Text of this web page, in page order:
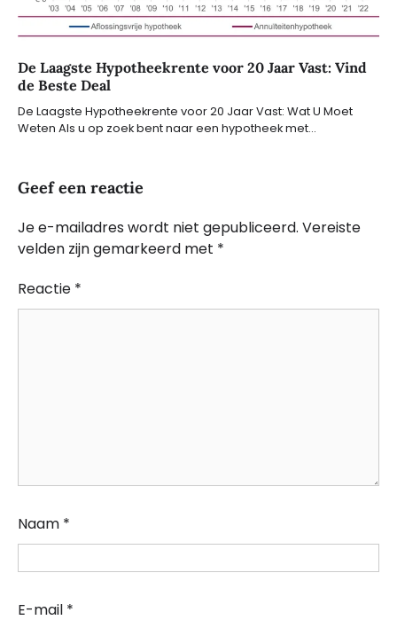
De Laagste Hypotheekrente voor 20 Jaar Vast: Vind
de Beste Deal
De Laagste Hypotheekrente voor 20 Jaar Vast: Wat U Moet
Weten Als u op zoek bent naar een hypotheek met…
Geef een reactie
Je e-mailadres wordt niet gepubliceerd. Vereiste
velden zijn gemarkeerd met *
Reactie *
Naam *
E-mail *